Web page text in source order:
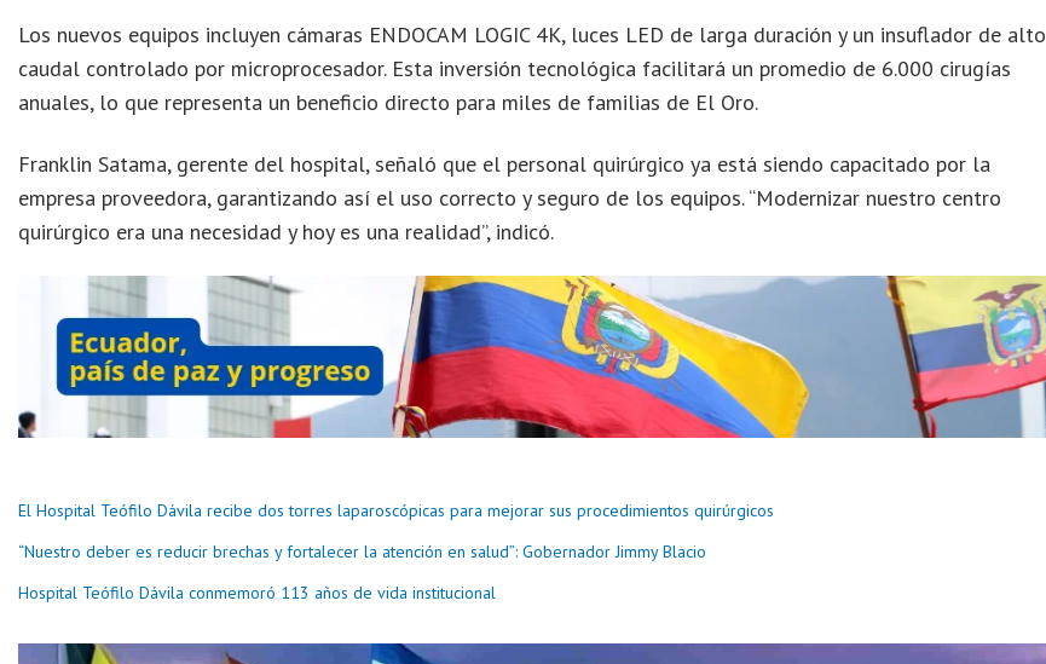
Los nuevos equipos incluyen cámaras ENDOCAM LOGIC 4K, luces LED de larga duración y un insuflador de alto
caudal controlado por microprocesador. Esta inversión tecnológica facilitará un promedio de 6.000 cirugías
anuales, lo que representa un beneficio directo para miles de familias de El Oro.
Franklin Satama, gerente del hospital, señaló que el personal quirúrgico ya está siendo capacitado por la
empresa proveedora, garantizando así el uso correcto y seguro de los equipos. “Modernizar nuestro centro
quirúrgico era una necesidad y hoy es una realidad”, indicó.
El Hospital Teófilo Dávila recibe dos torres laparoscópicas para mejorar sus procedimientos quirúrgicos
“Nuestro deber es reducir brechas y fortalecer la atención en salud”: Gobernador Jimmy Blacio
Hospital Teófilo Dávila conmemoró 113 años de vida institucional